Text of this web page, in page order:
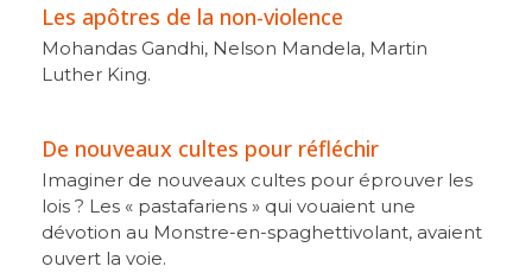
Les apôtres de la non-violence
Mohandas Gandhi, Nelson Mandela, Martin
Luther King.
De nouveaux cultes pour réfléchir
Imaginer de nouveaux cultes pour éprouver les
lois ? Les « pastafariens » qui vouaient une
dévotion au Monstre-en-spaghettivolant, avaient
ouvert la voie.